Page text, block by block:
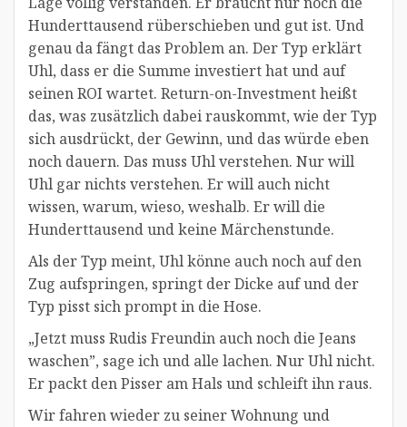
Hunderttausend rüberschieben und gut ist. Und
genau da fängt das Problem an. Der Typ erklärt
Uhl, dass er die Summe investiert hat und auf
seinen ROI wartet. Return-on-Investment heißt
das, was zusätzlich dabei rauskommt, wie der Typ
sich ausdrückt, der Gewinn, und das würde eben
noch dauern. Das muss Uhl verstehen. Nur will
Uhl gar nichts verstehen. Er will auch nicht
wissen, warum, wieso, weshalb. Er will die
Hunderttausend und keine Märchenstunde.
Als der Typ meint, Uhl könne auch noch auf den
Zug aufspringen, springt der Dicke auf und der
Typ pisst sich prompt in die Hose.
„Jetzt muss Rudis Freundin auch noch die Jeans
waschen”, sage ich und alle lachen. Nur Uhl nicht.
Er packt den Pisser am Hals und schleift ihn raus.
Wir fahren wieder zu seiner Wohnung und